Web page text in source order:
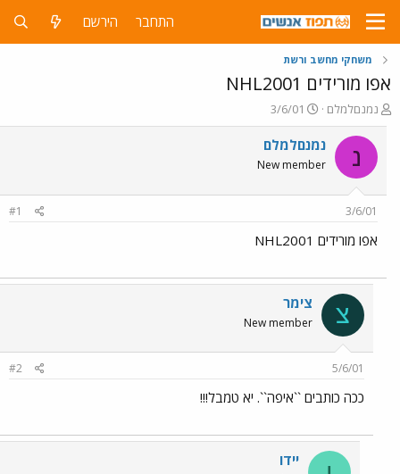
התחבר הירשם
משחקי מחשב ורשת
אפו מורידים NHL2001
פ
ו
ת
ח
ה
ש
א
נמנםלמלם
פ
ו
ר
ם
ר
3/6/01
נ נמנםלמלם
New member
3/6/01
#1
אפו מורידים NHL2001
צ צימר
New member
5/6/01
#2
ככה כותבים ``איפה``. יא טמבל!!!
יידו